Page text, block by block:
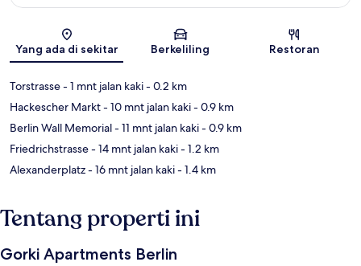
Peta
Yang ada di sekitar Berkeliling Restoran
Torstrasse- 1 mnt jalan kaki- 0.2 km
Hackescher Markt- 10 mnt jalan kaki- 0.9 km
Berlin Wall Memorial- 11 mnt jalan kaki- 0.9 km
Friedrichstrasse- 14 mnt jalan kaki- 1.2 km
Alexanderplatz- 16 mnt jalan kaki- 1.4 km
Tentang properti ini
Gorki Apartments Berlin